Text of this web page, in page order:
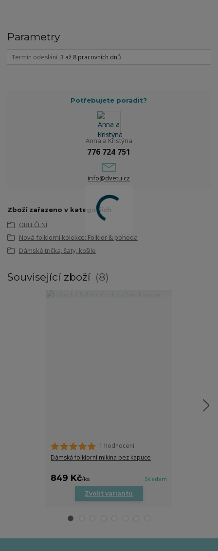
Parametry
Termín odeslání 3 až 8 pracovních dnů
Potřebujete poradit?
Anna a Kristýna
776 724 751
info@dvetu.cz
Zboží zařazeno v kategoriích
OBLEČENÍ
Nová folklorní kolekce: Folklor & pohoda
Dámské trička, šaty, košile
Související zboží 8
1 hodnocení
Dámská folklorní mikina bez kapuce
849 Kč/ks Skladem
Zvolit variantu